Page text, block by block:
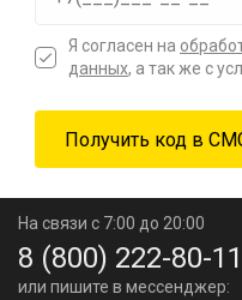
Я согласен на
данных, а так же с
На связи с 7:00 до 20:00
8 (800) 222-80-11
или пишите в мессенджер: